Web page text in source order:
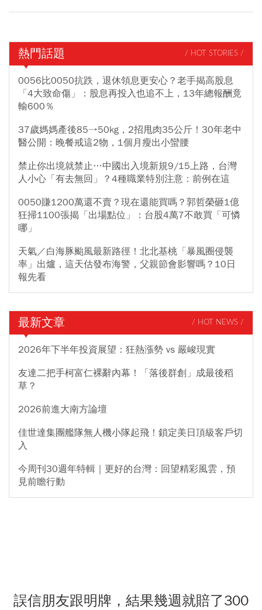
熱門話題 / HOT STORIES /
0056比0050抗跌，退休領息更安心？老手揭高股息
「4大致命傷」：股息再投入也追不上，13年總報酬竟
輸600％
37歲媽媽產後85→50kg，2招甩肉35公斤！30年老中
醫公開：晚餐戒這2物，1個月瘦出小蠻腰
禁止你出境就禁止…中國出入境新規9/15上路，台灣
人小心「有去無回」？4種職業特別注意：前例在這
0050賺1200萬還不賣？現在還能買嗎？郭哲榮砸1億
狂掃1100張揭「出場點位」：台股4萬7不敢買「可憐
哪」
天氣／白海豚颱風最新路徑！北北基桃「暴風圈侵襲
率」出爐，這天估發布海警，父親節會影響嗎？10日
報先看
最新文章 / HOT NEWS /
2026年下半年投資展望：狂熱漲勢 vs 嚴峻現實
友達二把手柯富仁裸辭內幕！「落後群創」成最後稻
草？
2026前進大南方論壇
佳世達集團艦隊無人機小隊起飛！鎖定美日頂級客戶切
入
今周刊30週年特輯｜更好的台灣：回望精彩風雲，預
見前瞻行動
誤信朋友跟明牌，結果幾週就賠了300